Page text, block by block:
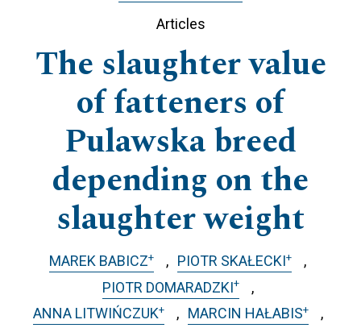
Articles
The slaughter value
of fatteners of
Pulawska breed
depending on the
slaughter weight
MAREK BABICZ+ PIOTR SKAŁECKI+
PIOTR DOMARADZKI+
ANNA LITWIŃCZUK+ MARCIN HAŁABIS+